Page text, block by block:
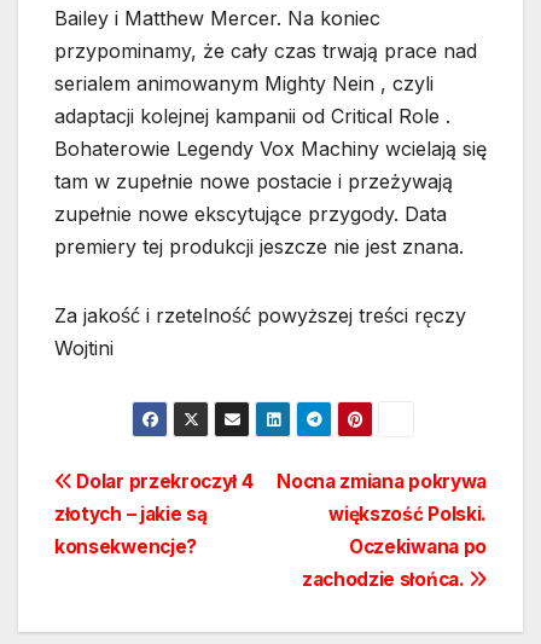
Bailey i Matthew Mercer. Na koniec
przypominamy, że cały czas trwają prace nad
serialem animowanym Mighty Nein , czyli
adaptacji kolejnej kampanii od Critical Role .
Bohaterowie Legendy Vox Machiny wcielają się
tam w zupełnie nowe postacie i przeżywają
zupełnie nowe ekscytujące przygody. Data
premiery tej produkcji jeszcze nie jest znana.
Za jakość i rzetelność powyższej treści ręczy
Wojtini
Nawigacja
wpisu
Nocna zmiana pokrywa
większość Polski.
Oczekiwana po
zachodzie słońca.
Dolar przekroczył 4
złotych – jakie są
konsekwencje?